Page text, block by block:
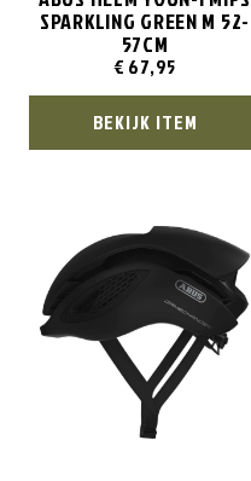
SPARKLING GREEN M 52-
57CM
€ 67,95
BEKIJK ITEM